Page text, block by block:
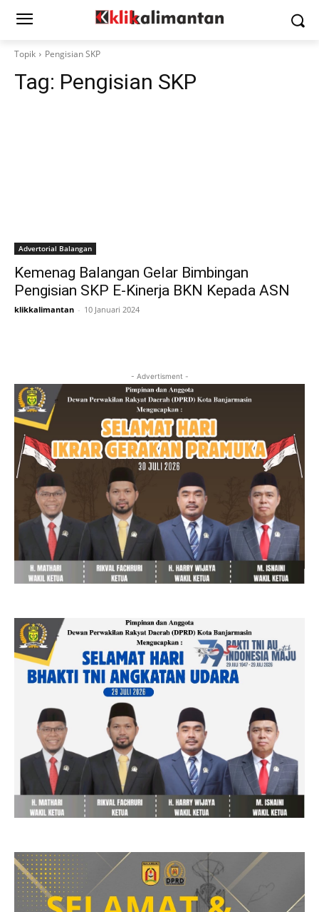
Topik Pengisian SKP
Tag: Pengisian SKP
Advertorial Balangan
Kemenag Balangan Gelar Bimbingan
Pengisian SKP E-Kinerja BKN Kepada ASN
klikkalimantan - 10 Januari 2024
- Advertisment -